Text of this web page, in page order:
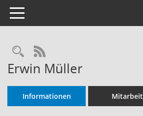
Toggle navigation
Rechercheauswahl
RSS-Feed
Erwin Müller
Informationen Mitarbeit